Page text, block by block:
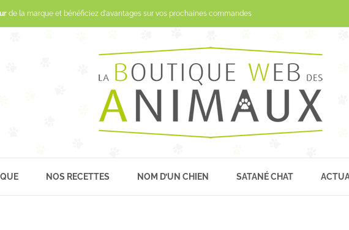
de la marque et bénéficiez d'avantages sur vos prochaines commandes
NOS RECETTES NOM D’UN CHIEN SATANÉ CHAT